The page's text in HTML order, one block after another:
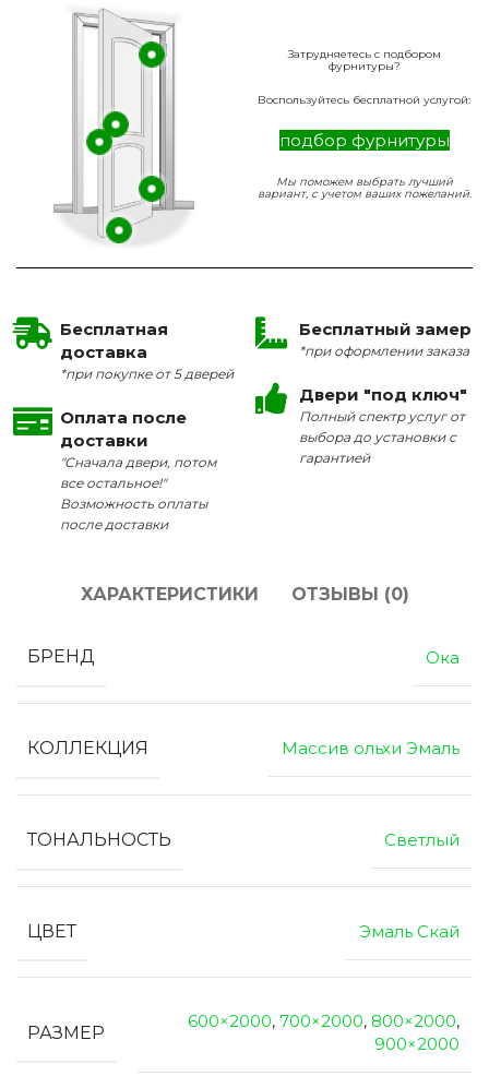
Затрудняетесь с подбором
фурнитуры?
Воспользуйтесь бесплатной услугой:
подбор фурнитуры
Мы поможем выбрать лучший
вариант, с учетом ваших пожеланий.
Бесплатная
доставка
*при покупке от 5 дверей
Оплата после
доставки
"Сначала двери, потом
все остальное!"
Возможность оплаты
после доставки
Бесплатный замер
*при оформлении заказа
Двери "под ключ"
Полный спектр услуг от
выбора до установки с
гарантией
ХАРАКТЕРИСТИКИ ОТЗЫВЫ (0)
БРЕНД Ока
КОЛЛЕКЦИЯ Массив ольхи Эмаль
ТОНАЛЬНОСТЬ Светлый
ЦВЕТ Эмаль Скай
РАЗМЕР
600×2000, 700×2000, 800×2000,
900×2000